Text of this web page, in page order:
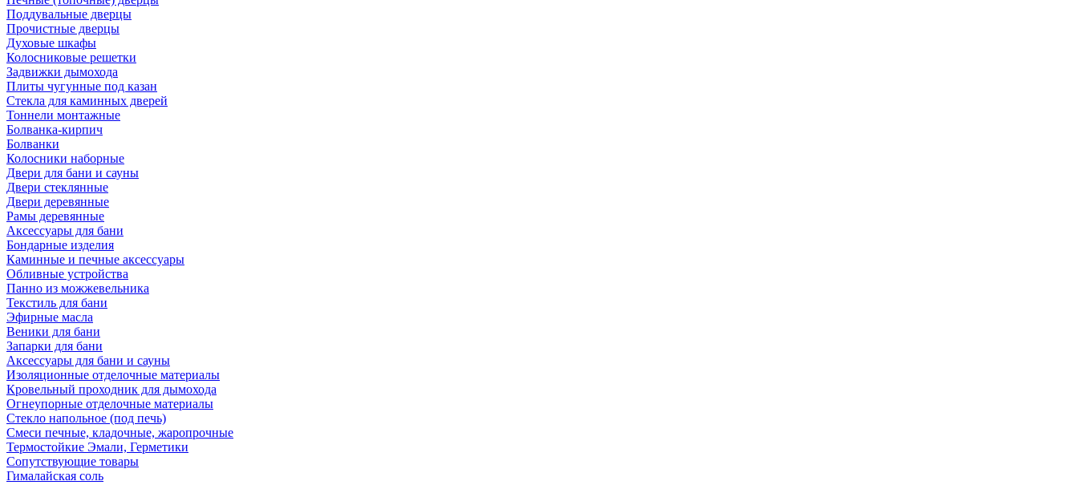
Поддувальные дверцы
Прочистные дверцы
Духовые шкафы
Колосниковые решетки
Задвижки дымохода
Плиты чугунные под казан
Стекла для каминных дверей
Тоннели монтажные
Болванка-кирпич
Болванки
Колосники наборные
Двери для бани и сауны
Двери стеклянные
Двери деревянные
Рамы деревянные
Аксессуары для бани
Бондарные изделия
Каминные и печные аксессуары
Обливные устройства
Панно из можжевельника
Текстиль для бани
Эфирные масла
Веники для бани
Запарки для бани
Аксессуары для бани и сауны
Изоляционные отделочные материалы
Кровельный проходник для дымохода
Огнеупорные отделочные материалы
Стекло напольное (под печь)
Смеси печные, кладочные, жаропрочные
Термостойкие Эмали, Герметики
Сопутствующие товары
Гималайская соль